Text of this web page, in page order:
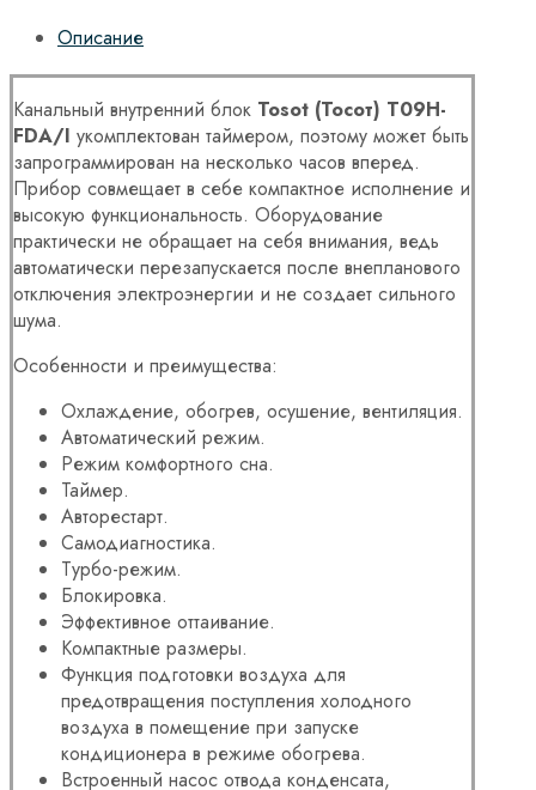
Описание
Канальный внутренний блок Tosot (Тосот) T09H-
FDA/I укомплектован таймером, поэтому может быть
запрограммирован на несколько часов вперед.
Прибор совмещает в себе компактное исполнение и
высокую функциональность. Оборудование
практически не обращает на себя внимания, ведь
автоматически перезапускается после внепланового
отключения электроэнергии и не создает сильного
шума.
Особенности и преимущества:
Охлаждение, обогрев, осушение, вентиляция.
Автоматический режим.
Режим комфортного сна.
Таймер.
Авторестарт.
Самодиагностика.
Турбо-режим.
Блокировка.
Эффективное оттаивание.
Компактные размеры.
Функция подготовки воздуха для
предотвращения поступления холодного
воздуха в помещение при запуске
кондиционера в режиме обогрева.
Встроенный насос отвода конденсата,